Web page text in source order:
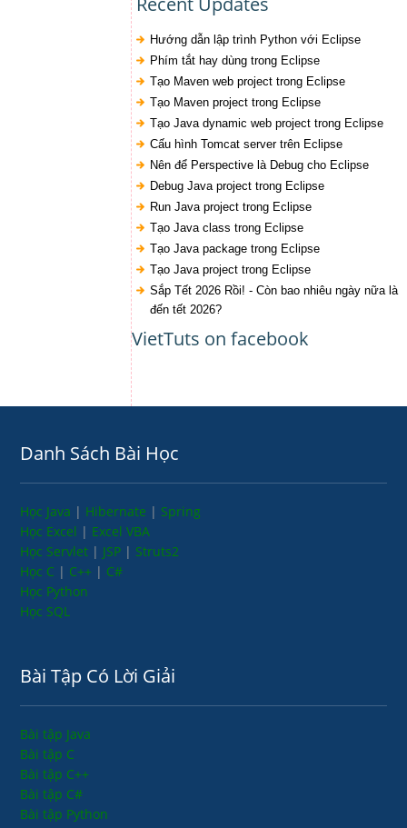
Hướng dẫn lập trình Python với Eclipse
Phím tắt hay dùng trong Eclipse
Tạo Maven web project trong Eclipse
Tạo Maven project trong Eclipse
Tạo Java dynamic web project trong Eclipse
Cấu hình Tomcat server trên Eclipse
Nên để Perspective là Debug cho Eclipse
Debug Java project trong Eclipse
Run Java project trong Eclipse
Tạo Java class trong Eclipse
Tạo Java package trong Eclipse
Tạo Java project trong Eclipse
Sắp Tết 2026 Rồi! - Còn bao nhiêu ngày nữa là
đến tết 2026?
VietTuts on facebook
Danh Sách Bài Học
Học Java | Hibernate | Spring
Học Excel | Excel VBA
Học Servlet | JSP | Struts2
Học C | C++ | C#
Học Python
Học SQL
Bài Tập Có Lời Giải
Bài tập Java
Bài tập C
Bài tập C++
Bài tập C#
Bài tập Python